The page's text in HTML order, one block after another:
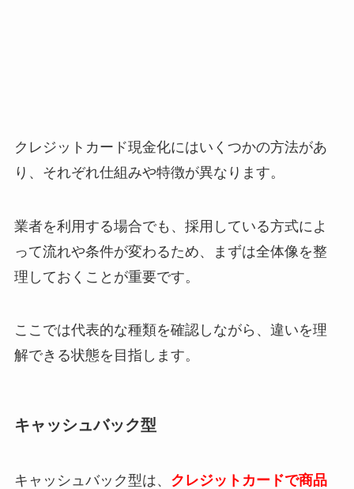
クレジットカード現金化にはいくつかの方法があ
り、それぞれ仕組みや特徴が異なります。
業者を利用する場合でも、採用している方式によ
って流れや条件が変わるため、まずは全体像を整
理しておくことが重要です。
ここでは代表的な種類を確認しながら、違いを理
解できる状態を目指します。
キャッシュバック型
キャッシュバック型は、 クレジットカードで商品